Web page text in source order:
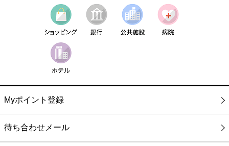
Myポイント登録
待ち合わせメール